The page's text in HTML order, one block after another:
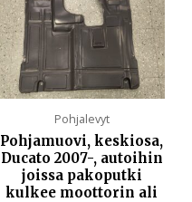
Pohjalevyt
Pohjamuovi, keskiosa,
Ducato 2007-, autoihin
joissa pakoputki
kulkee moottorin ali